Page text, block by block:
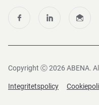
Copyright Ⓒ 2026 ABENA.
Integritetspolicy